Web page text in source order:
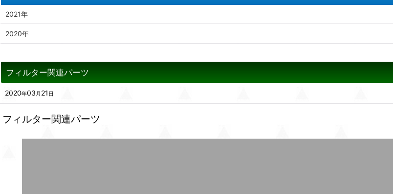
フィルター関連パーツ
2020年03 月 21 日
フィルター関連パーツ
2021年
2020年